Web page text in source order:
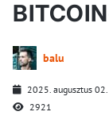
balu
2025. augusztus 02.
2921